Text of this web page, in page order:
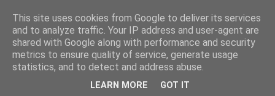
Coralien - Fotografie en
Digital Design -
Kootwijkerbroek
This site uses cookies from Google to deliver its services
and to analyze traffic. Your IP address and user-agent are
shared with Google along with performance and security
metrics to ensure quality of service, generate usage
statistics, and to detect and address abuse.
LEARN MORE GOT IT